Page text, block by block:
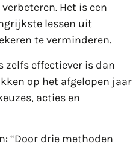
Het is een
lessen uit
te verminderen.
effectiever is dan
op het afgelopen jaar
acties en
“Door drie methoden